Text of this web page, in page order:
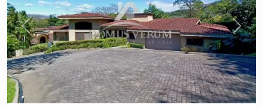
Previous Next